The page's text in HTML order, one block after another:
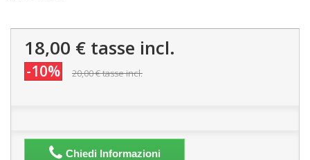
18,00 € tasse incl.
-10% 20,00 €tasse incl.
Chiedi Informazioni